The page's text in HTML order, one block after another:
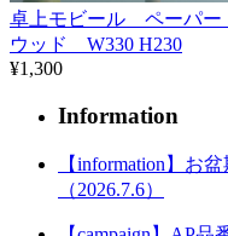
卓上モビール ペーパ
ウッド W330 H230
¥1,300
Information
【information】お
（2026.7.6）